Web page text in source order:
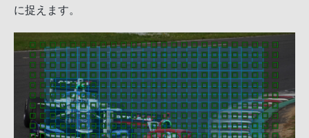
に捉えます。